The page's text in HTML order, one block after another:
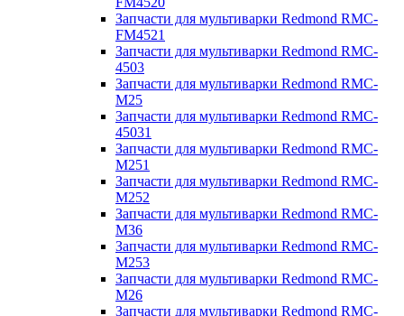
Запчасти для мультиварки Redmond RMC-
FM4521
Запчасти для мультиварки Redmond RMC-
4503
Запчасти для мультиварки Redmond RMC-
M25
Запчасти для мультиварки Redmond RMC-
45031
Запчасти для мультиварки Redmond RMC-
M251
Запчасти для мультиварки Redmond RMC-
M252
Запчасти для мультиварки Redmond RMC-
M36
Запчасти для мультиварки Redmond RMC-
M253
Запчасти для мультиварки Redmond RMC-
M26
Запчасти для мультиварки Redmond RMC-